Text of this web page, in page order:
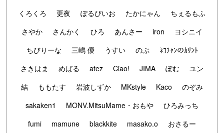
くろくろ
更夜 ぽるぴいお たかにゃん
ちぇるもふ
さやか
さんかく ひろ あんさー iron
ヨシニイ
ちびりーな
三嶋 優 うすい のぶ
ﾈｺﾁｬﾝのｶﾘﾝﾄ
さきはま
めばる atez Ciao! JIMA ぽむ
ユン
結
ももたす 岩波しずか MKstyle Kaco
のぞみ
sakaken1
MONV.MitsuMame・おもや
ひろみっち
fumi
mamune blackkite masako.o
おさるー